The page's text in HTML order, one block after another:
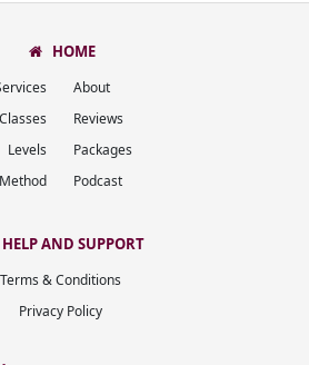
HOME
Classes
Levels
Method
About
Reviews
Packages
Podcast
HELP AND SUPPORT
Terms & Conditions
Privacy Policy